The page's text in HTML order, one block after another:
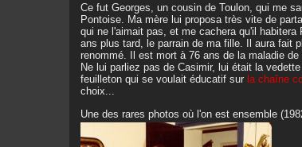
Ce fut Georges, un cousin de Toulon, qui me
Pontoise. Ma mère lui proposa très vite de
qui ne l'aimait pas, et me cachera qu'il
ans plus tard, le parrain de ma fille. Il aura fait
renommé. Il est mort à 76 ans de la maladie de
Ne lui parliez pas de Casimir, lui était la
feuilleton qui se voulait éducatif sur la chaîne
choix...
Une des rares photos où l'on est ensemble